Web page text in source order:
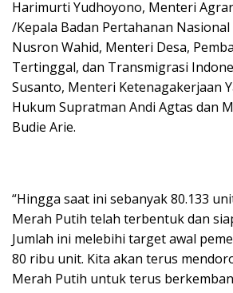
Harimurti Yudhoyono, Menteri
/Kepala Badan Pertahanan Nasional
Nusron Wahid, Menteri Desa,
Tertinggal, dan Transmigrasi
Susanto, Menteri Ketenagakerjaan
Hukum Supratman Andi Agtas dan
Budie Arie.
“Hingga saat ini sebanyak 80.133
Merah Putih telah terbentuk dan
Jumlah ini melebihi target awal
80 ribu unit. Kita akan terus
Merah Putih untuk terus